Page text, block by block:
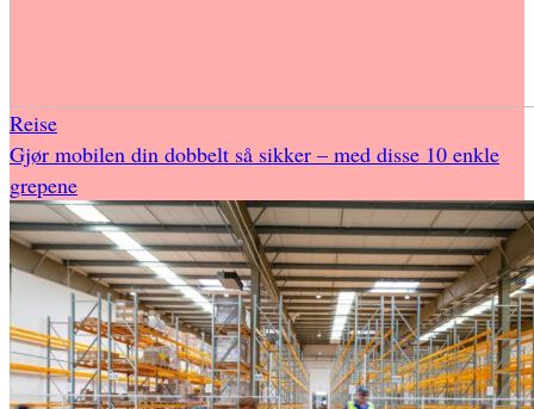
Reise
Gjør mobilen din dobbelt så sikker – med disse 10 enkle
grepene